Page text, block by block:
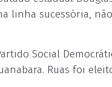
linha sucessória,
Social
Ruas foi